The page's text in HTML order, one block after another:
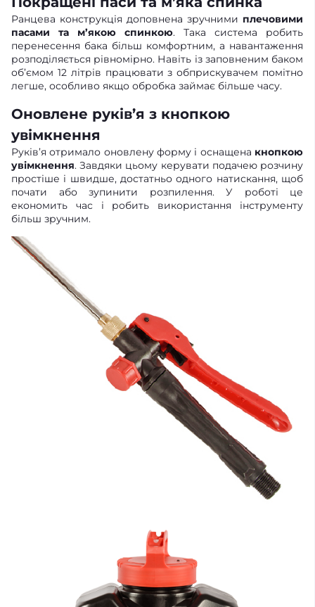
Ранцева конструкція доповнена зручними плечовими
пасами та м’якою спинкою. Така система робить
перенесення бака більш комфортним, а навантаження
розподіляється рівномірно. Навіть із заповненим баком
об’ємом 12 літрів працювати з обприскувачем помітно
легше, особливо якщо обробка займає більше часу.
Оновлене руків’я з кнопкою
увімкнення
Руків’я отримало оновлену форму і оснащена кнопкою
увімкнення. Завдяки цьому керувати подачею розчину
простіше і швидше, достатньо одного натискання, щоб
почати або зупинити розпилення. У роботі це
економить час і робить використання інструменту
більш зручним.